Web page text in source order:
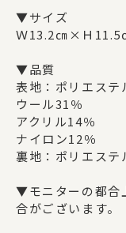
SAIEIISHOBOにつ
商品一覧
▼サイズ
Ｗ13.2㎝×Ｈ11.5
▼品質
表地：ポリエステ
ウール31％
アクリル14％
ナイロン12％
裏地：ポリエステ
▼モニターの都合
合がございます。